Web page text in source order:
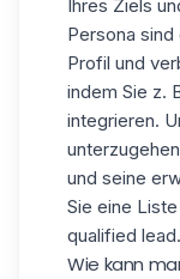
Ihres Ziels
Persona
Profil und
indem Sie z.
integrieren.
und seine
Sie eine
qualified lead.
Wie kann